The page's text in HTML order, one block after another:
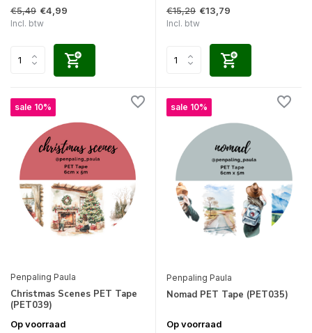
€5,49 €4,99
Incl. btw
€15,29 €13,79
Incl. btw
sale 10%
Penpaling Paula
Christmas Scenes PET Tape
(PET039)
Op voorraad
sale 10%
Penpaling Paula
Nomad PET Tape (PET035)
Op voorraad